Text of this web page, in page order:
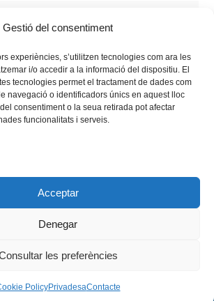
Gestió del consentiment
experiències, s’utilitzen tecnologies com ara les
i/o accedir a la informació del dispositiu. El
tecnologies permet el tractament de dades com
navegació o identificadors únics en aquest lloc
consentiment o la seua retirada pot afectar
funcionalitats i serveis.
Acceptar
Denegar
les preferències
PolicyPrivadesaContacte
,Secundària,universitat
Instagram
Flickr
QUI SOM
PROGRAMES
SOSTENIBLE
AVÍS LEGAL
© 2026 - Xarxa Vives d'Universitats